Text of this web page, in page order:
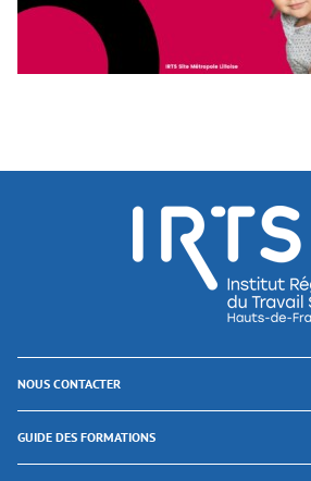
NOUS CONTACTER
GUIDE DES FORMATIONS